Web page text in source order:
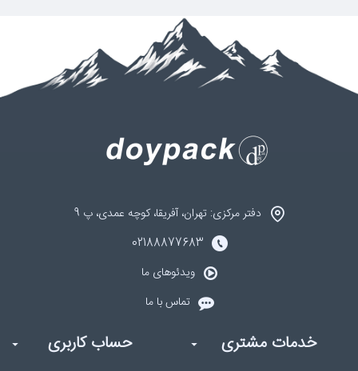
دفتر مرکزی: تهران، آفریقا، کوچه عمدی، پ 9
02188877683
ویدئوهای ما
تماس با ما
خدمات مشتری حساب کاربری